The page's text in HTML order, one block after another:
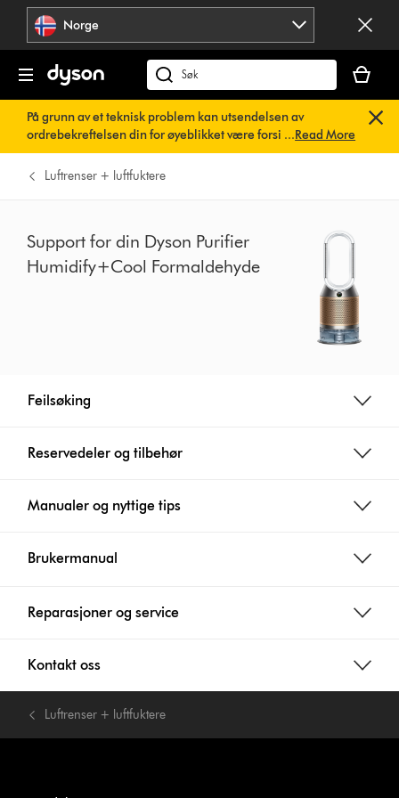
Hopp
navigering
Norge
Søk
på
dyson.no
din
er
tom
På grunn av et teknisk problem kan utsendelsen av
ordrebekreftelsen din for øyeblikket være forsinket. Vi
jobber allerede med en rask løsning.Du trenger ikke å
gjøre noe. Ordrebekreftelsen din vil snart bli sendt til deg
...Read More
Luftrenser + luftfuktere
Support for din Dyson Purifier
Humidify+Cool Formaldehyde
Feilsøking
Reservedeler og tilbehør
Manualer og nyttige tips
Brukermanual
Reparasjoner og service
Kontakt oss
Luftrenser + luftfuktere